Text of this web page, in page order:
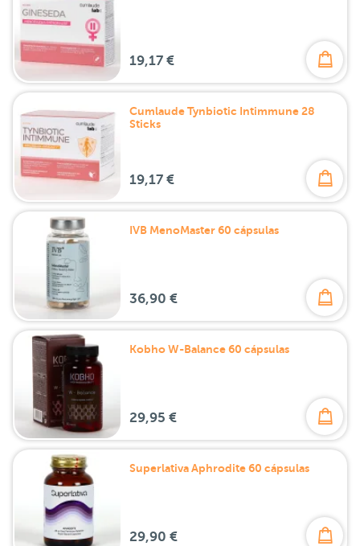
19,17 €
Cumlaude Tynbiotic Intimmune 28
Sticks
19,17 €
IVB MenoMaster 60 cápsulas
36,90 €
Kobho W-Balance 60 cápsulas
29,95 €
Superlativa Aphrodite 60 cápsulas
29,90 €